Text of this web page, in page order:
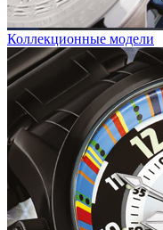
Коллекционные модели